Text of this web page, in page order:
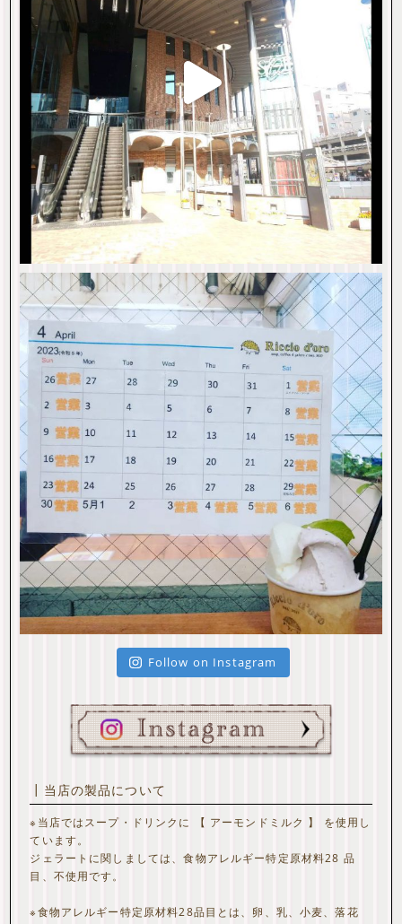
Follow on Instagram
┃当店の製品について
※当店ではスープ・ドリンクに 【 アーモンドミルク 】 を使用し
ています。
ジェラートに関しましては、食物アレルギー特定原材料28 品
目、不使用です。
※食物アレルギー特定原材料28品目とは、卵、乳、小麦、落花